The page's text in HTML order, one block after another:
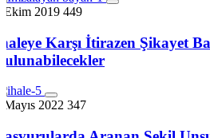
Ekim 2019 449
Karşı İtirazen Şikayet
Mayıs 2022 347